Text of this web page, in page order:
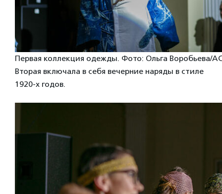
Первая коллекция одежды. Фото: Ольга Воробьева/
Вторая включала в себя вечерние наряды в стиле
1920-х годов.